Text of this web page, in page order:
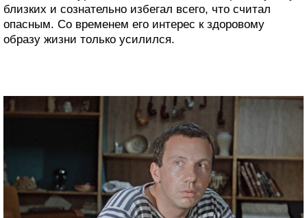
близких и сознательно избегал всего, что считал
опасным. Со временем его интерес к здоровому
образу жизни только усилился.